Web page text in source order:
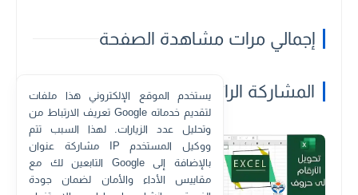
إجمالي مرات مشاهدة الصفحة
المشاركة الرائجة
منذ بضع سنوات
طريقة تفقيط الأرقام في Excel.
يستخدم الموقع الإلكتروني هذا ملفات
تعريف الارتباط من Google لتقديم خدماته
وتحليل عدد الزيارات. لهذا السبب تتم
مشاركة عنوان IP ووكيل المستخدم
التابعين لك مع Google بالإضافة إلى
مقاييس الأداء والأمان لضمان جودة